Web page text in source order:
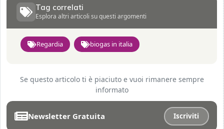
Tag correlati
Esplora altri articoli su questi argomenti
Regardia biogas in italia
Se questo articolo ti è piaciuto e vuoi rimanere sempre
informato
Newsletter Gratuita Iscriviti